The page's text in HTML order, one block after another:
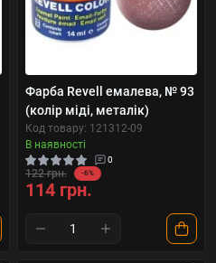
Фарба Revell емалева, № 93
(колір міді, металік)
Код товару: 121312-09
В наявності
0
122 грн. -6%
114 грн.